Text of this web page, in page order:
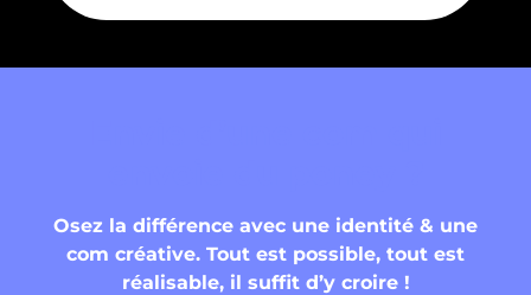
Osez la différence avec une identité & une
com créative. Tout est possible, tout est
réalisable, il suffit d’y croire !